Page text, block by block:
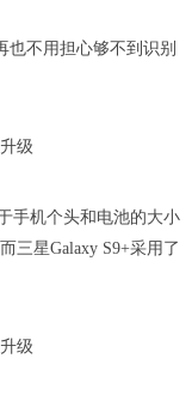
也不用担心够不到识别
手机个头和电池的大小
三星Galaxy S9+采用了